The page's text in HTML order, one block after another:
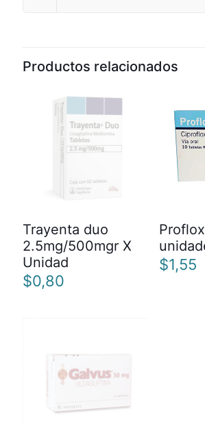
Productos relacionados
Trayenta duo
2.5mg/500mgr X
Unidad
$0,80
$1,55